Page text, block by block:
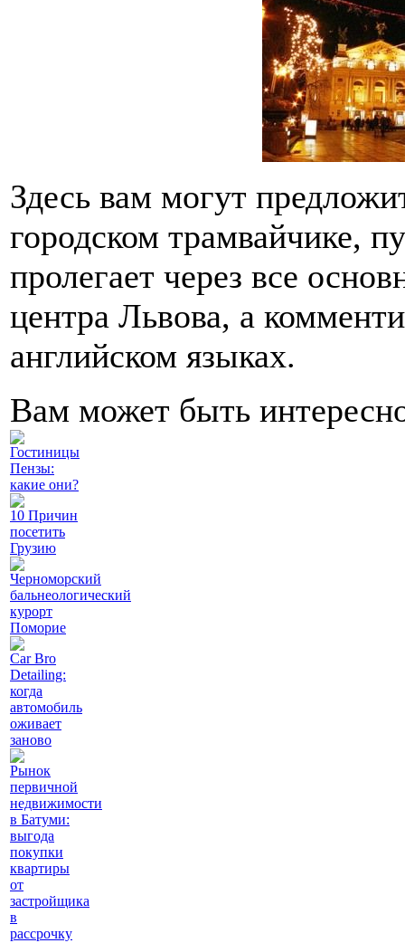
Здесь вам могут
городском трамвайчике,
пролегает через все
центра Львова, а
английском языках.
Вам может быть
Гостиницы
Пензы:
какие они?
10 Причин
посетить
Грузию
Черноморский
бальнеологический
курорт
Поморие
Car Bro
Detailing:
когда
автомобиль
оживает
заново
Рынок
первичной
недвижимости
в Батуми:
выгода
покупки
квартиры
от
застройщика
в
рассрочку